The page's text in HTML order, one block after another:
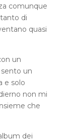
comunque
di
quasi
un
un
e solo
non mi
che
dei